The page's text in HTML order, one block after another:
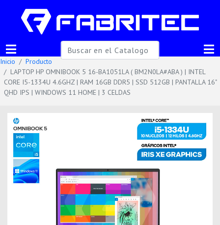
Inicio
Producto
LAPTOP HP OMNIBOOK 5 16-BA1051LA ( BM2N0LA#ABA ) | INTEL
CORE I5-1334U 4.6GHZ | RAM 16GB DDR5 | SSD 512GB | PANTALLA 16"
QHD IPS | WINDOWS 11 HOME | 3 CELDAS